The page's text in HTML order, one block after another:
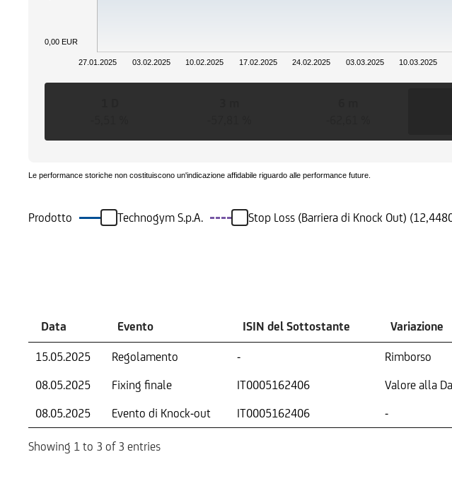
27.01.2025 03.02.2025 10.02.2025 17.02.2025 24.02.2025 03.03.2025 10.03.2025
0,00 EUR
Le performance storiche non costituiscono un'indicazione affidabile riguardo alle performance future.
Prodotto Technogym S.p.A. Stop Loss (Barriera di Knock Out)
Data Evento ISIN del Sottostante Variazione
15.05.2025 Regolamento - Rimborso
08.05.2025
Fixing finale IT0005162406 Valore alla
08.05.2025
Evento di Knock-out IT0005162406 -
Showing 1 to 3 of 3 entries